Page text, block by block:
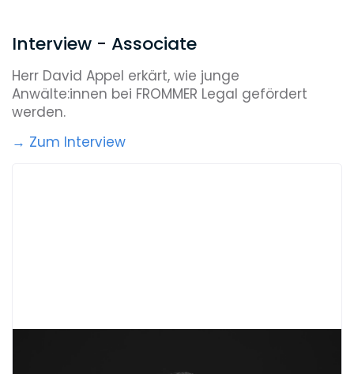
Interview - Associate
Herr David Appel erkärt, wie junge
Anwälte:innen bei FROMMER Legal gefördert
werden.
→ Zum Interview